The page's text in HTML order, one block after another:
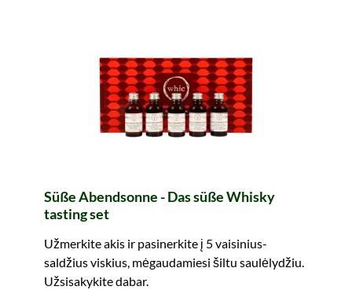
Süße Abendsonne - Das süße Whisky
tasting set
Užmerkite akis ir pasinerkite į 5 vaisinius-
saldžius viskius, mėgaudamiesi šiltu saulėlydžiu.
Užsisakykite dabar.